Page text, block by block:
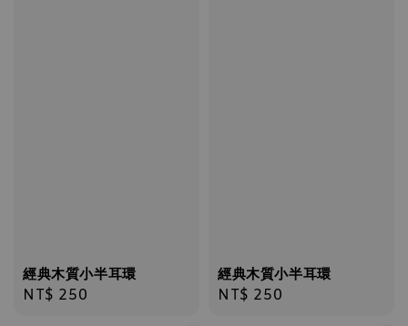
經典木質小半耳環
Regular
NT$ 250
經典木質小半耳環
Regular
NT$ 250